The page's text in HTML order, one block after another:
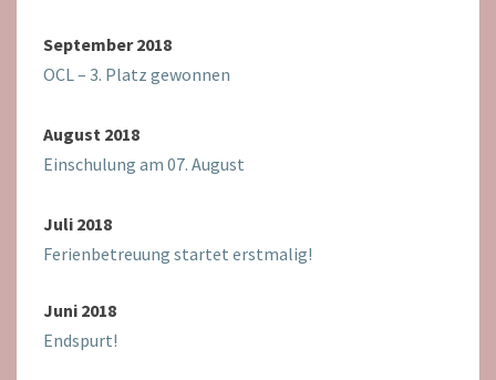
September 2018
OCL – 3. Platz gewonnen
August 2018
Einschulung am 07. August
Juli 2018
Ferienbetreuung startet erstmalig!
Juni 2018
Endspurt!